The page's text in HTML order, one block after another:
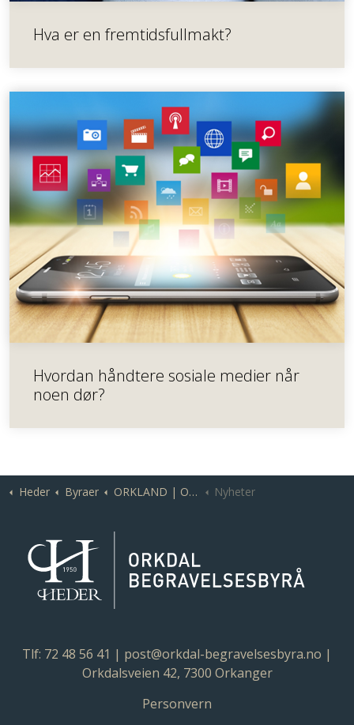
Hva er en fremtidsfullmakt?
Hvordan håndtere sosiale medier når
noen dør?
Heder Byraer ORKLAND | Orkdal Begravelsesbyrå Nyheter
Tlf: 72 48 56 41 | post@orkdal-begravelsesbyra.no |
Orkdalsveien 42, 7300 Orkanger
Personvern